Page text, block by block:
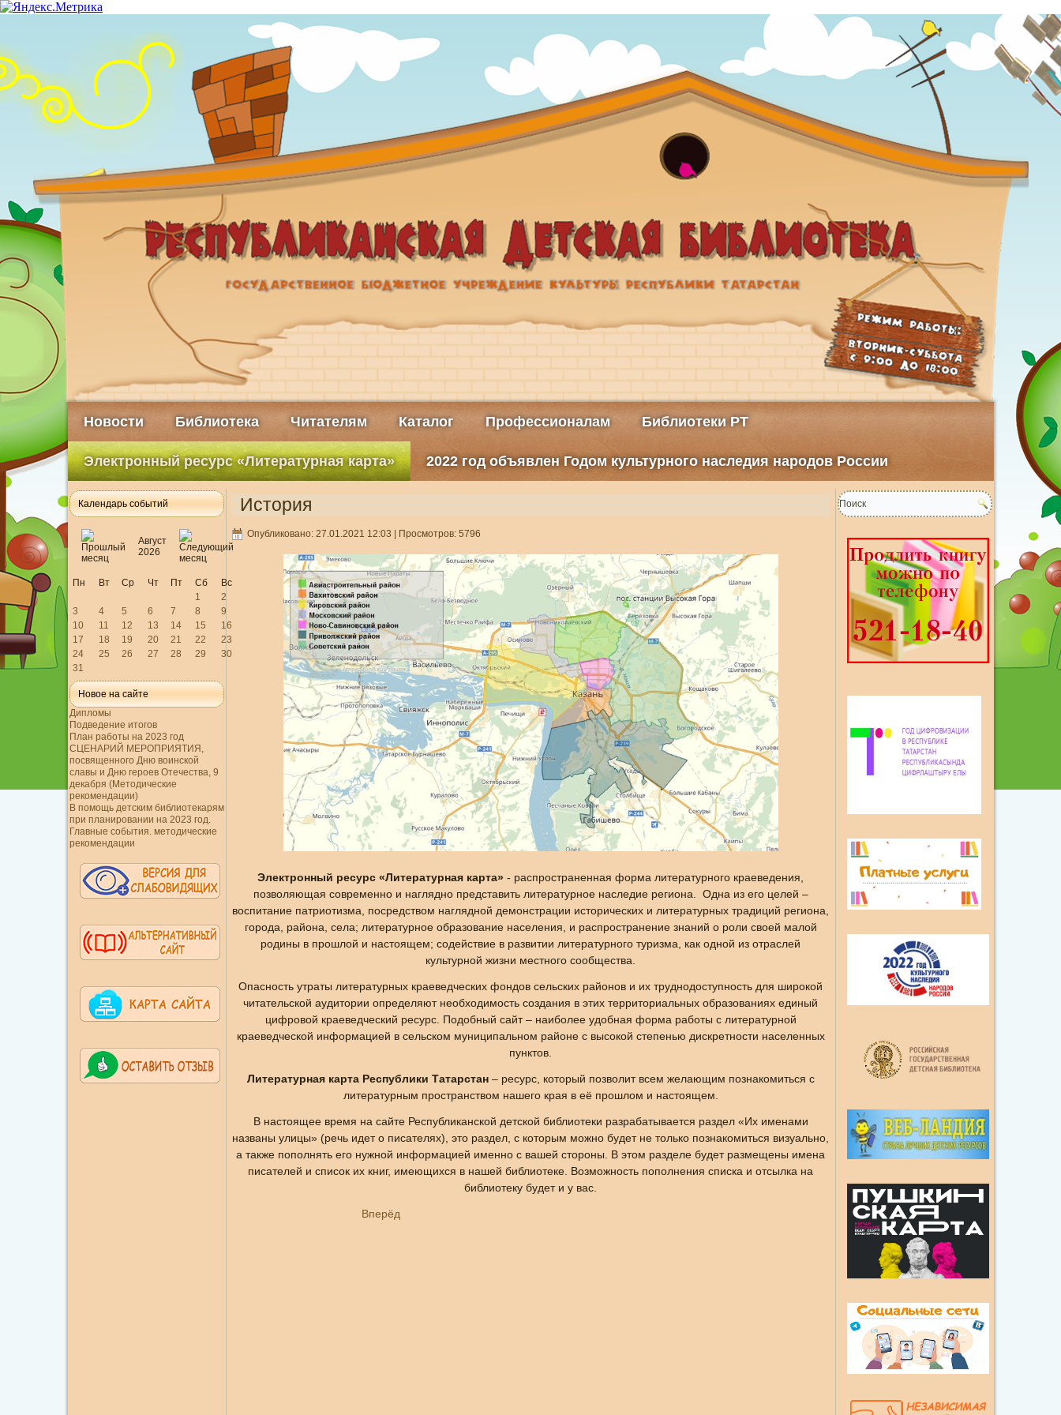
Новости Библиотека Читателям Каталог Профессионалам Библиотеки РТ
Электронный ресурс «Литературная карта» 2022 год объявлен Годом культурного наследия народов России
Календарь событий
Август
2026
Пн Вт Ср Чт Пт Сб
Вс
1
2
3
4 5 6 7 8
9
10
11 12 13 14 15
16
17
18 19 20 21 22
23
24
25 26 27 28 29
30
31
Новое на сайте
Дипломы
Подведение итогов
План работы на 2023 год
СЦЕНАРИЙ МЕРОПРИЯТИЯ,
посвященного Дню воинской
славы и Дню героев Отечества, 9
декабря (Методические
рекомендации)
В помощь детским библиотекарям
при планировании на 2023 год.
Главные события. методические
рекомендации
История
Опубликовано: 27.01.2021 12:03 | Просмотров: 5796
Электронный ресурс «Литературная карта» - распространенная форма литературного краеведения,
позволяющая современно и наглядно представить литературное наследие региона. Одна из его целей –
воспитание патриотизма, посредством наглядной демонстрации исторических и литературных традиций региона,
города, района, села; литературное образование населения, и распространение знаний о роли своей малой
родины в прошлой и настоящем; содействие в развитии литературного туризма, как одной из отраслей
культурной жизни местного сообщества.
Опасность утраты литературных краеведческих фондов сельских районов и их труднодоступность для широкой
читательской аудитории определяют необходимость создания в этих территориальных образованиях единый
цифровой краеведческий ресурс. Подобный сайт – наиболее удобная форма работы с литературной
краеведческой информацией в сельском муниципальном районе с высокой степенью дискретности населенных
пунктов.
Литературная карта Республики Татарстан– ресурс, который позволит всем желающим познакомиться с
литературным пространством нашего края в её прошлом и настоящем.
В настоящее время на сайте Республиканской детской библиотеки разрабатывается раздел «Их именами
названы улицы» (речь идет о писателях), это раздел, с которым можно будет не только познакомиться визуально,
а также пополнять его нужной информацией именно с вашей стороны. В этом разделе будет размещены имена
писателей и список их книг, имеющихся в нашей библиотеке. Возможность пополнения списка и отсылка на
библиотеку будет и у вас.
Вперёд